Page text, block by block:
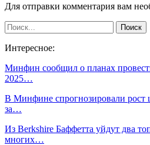
Для отправки комментария вам
Интересное:
Минфин сообщил о планах
2025…
В Минфине спрогнозировали рост
за…
Из Berkshire Баффетта уйдут два
многих…